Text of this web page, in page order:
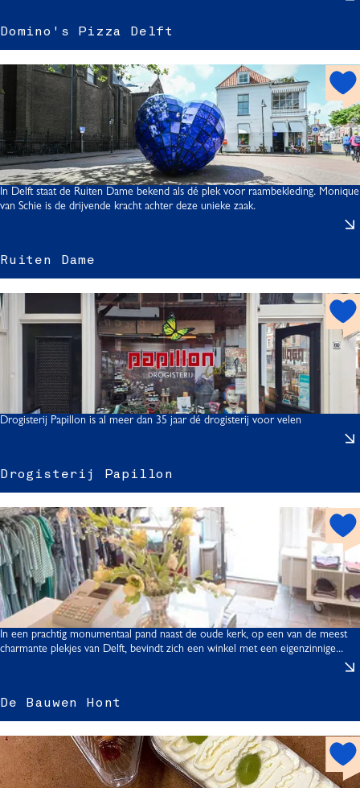
r
|
t
r
Domino's Pizza Delft
i
'
s
i
l
t
Ruiten Dame
i
t
a
h
t
s
p
t
In Delft staat de Ruiten Dame bekend als dé plek voor raambekleding. Monique
van Schie is de drijvende kracht achter deze unieke zaak.
Drogisterij Papillon
g
i
s
t
r
i
i
l
h
p
t
Drogisterij Papillon is al meer dan 35 jaar dé drogisterij voor velen
De Bauwen Hont
a
h
t
s
p
o
t
In een prachtig monumentaal pand naast de oude kerk, op een van de meest
charmante plekjes van Delft, bevindt zich een winkel met een eigenzinnige...
h
o
t